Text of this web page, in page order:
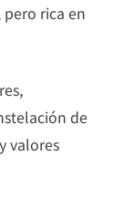
pero rica en
de
valores